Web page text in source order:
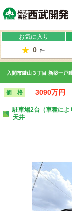
お気に入り
0 件
入間市鍵山３丁目 新築一戸
価 格 3090万円
駐車場2台（車種に
天井